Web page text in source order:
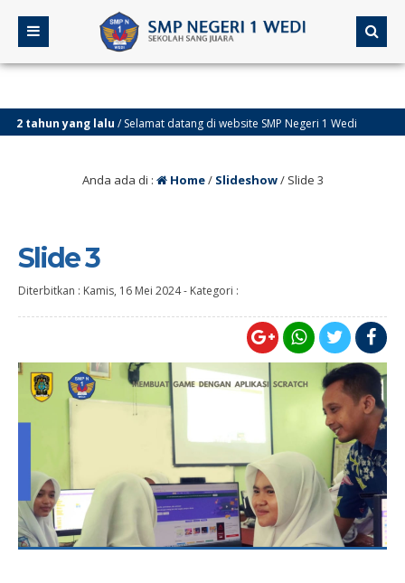
tahun yang lalu/ Selamat datang di website SMP Negeri 1 Wedi
Anda ada di : Home/ Slideshow/ Slide 3
Slide 3
Diterbitkan : Kamis, 16 Mei 2024- Kategori :